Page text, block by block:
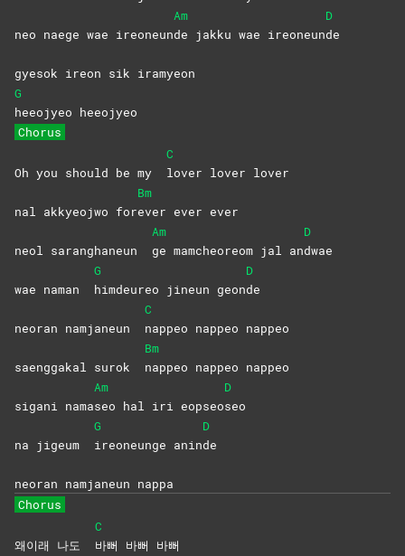
neo naege wae ireoneun
Am
de jakku wae ireoneun
D
de
gyesok ireon sik iramyeon
G
heeojyeo heeojyeo
Chorus
Oh you should be my
C
lover lover lover
nal akkyeojwo for
Bm
ever ever ever
neol saranghaneun
Am
ge mamcheoreom jal an
D
dwae
wae naman
G
himdeureo jineun geon
D
de
neoran namjaneun
C
nappeo nappeo nappeo
saenggakal surok
Bm
nappeo nappeo nappeo
sigani nama
Am
seo hal iri eopseo
D
seo
na jigeum
G
ireoneunge anin
D
de
neoran namjaneun nappa
Chorus
왜이래 나도
C
바뻐 바뻐 바뻐